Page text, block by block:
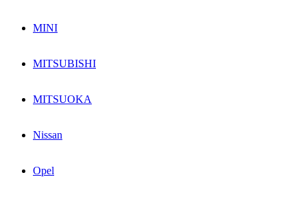
MINI
MITSUBISHI
MITSUOKA
Nissan
Opel